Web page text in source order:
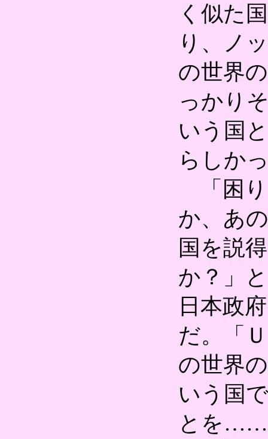
く似た
り、ノ
の世界
っかり
いう国
らしか
「困り
か、あ
国を説
か？」
日本政
だ。「
の世界
いう国
とを